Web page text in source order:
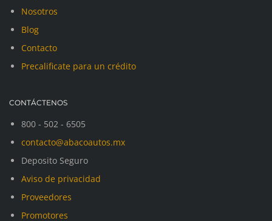
Nosotros
Blog
Contacto
Precalificate para un crédito
CONTÁCTENOS
800 - 502 - 6505
contacto@abacoautos.mx
Deposito Seguro
Aviso de privacidad
Proveedores
Promotores